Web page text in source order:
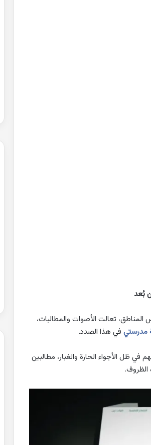
بُعد
المناطق، تعالت الأصوات والمطالبات،
مدرستي في هذا الصدد.
ظل الأجواء الحارة والغبار، مطالبين
شهادة
المتوسط